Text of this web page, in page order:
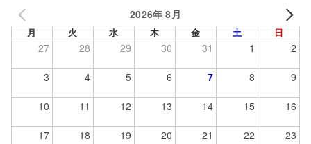
2026年 8月
月 火 水 木 金 土 日
27 28 29 30 31 1 2
3 4 5 6 7 8 9
10 11 12 13 14 15 16
17 18 19 20 21 22 23